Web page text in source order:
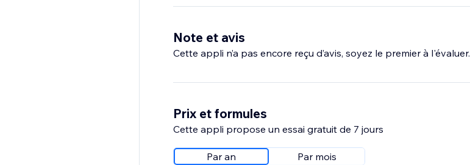
Note et avis
Cette appli n’a pas encore reçu d’avis, soyez le premier à l'évaluer.
Prix et formules
Cette appli propose un essai gratuit de 7 jours
Par an Par mois